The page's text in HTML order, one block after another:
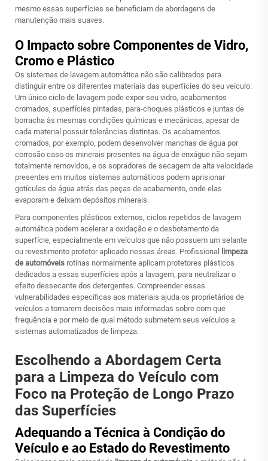
mesmo essas superfícies se beneficiam de abordagens de
manutenção mais suaves.
O Impacto sobre Componentes de Vidro,
Cromo e Plástico
Os sistemas de lavagem automática não são calibrados para
distinguir entre os diferentes materiais das superfícies do seu veículo.
Um único ciclo de lavagem pode expor seu vidro, acabamentos
cromados, superfícies pintadas, para-choques plásticos e juntas de
borracha às mesmas condições químicas e mecânicas, apesar de
cada material possuir tolerâncias distintas. Os acabamentos
cromados, por exemplo, podem desenvolver manchas de água por
corrosão caso os minerais presentes na água de enxágue não sejam
totalmente removidos, e os sopradores de secagem de alta velocidade
presentes em muitos sistemas automáticos podem aprisionar
gotículas de água atrás das peças de acabamento, onde elas
evaporam e deixam depósitos minerais.
Para componentes plásticos externos, ciclos repetidos de lavagem
automática podem acelerar a oxidação e o desbotamento da
superfície, especialmente em veículos que não possuem um selante
ou revestimento protetor aplicado nessas áreas. Profissional
limpeza
de automóveis rotinas normalmente aplicam protetores plásticos
dedicados a essas superfícies após a lavagem, para neutralizar o
efeito dessecante dos detergentes. Compreender essas
vulnerabilidades específicas aos materiais ajuda os proprietários de
veículos a tomarem decisões mais informadas sobre com que
frequência e por meio de qual método submetem seus veículos a
sistemas automatizados de limpeza.
Escolhendo a Abordagem Certa
para a Limpeza do Veículo com
Foco na Proteção de Longo Prazo
das Superfícies
Adequando a Técnica à Condição do
Veículo e ao Estado do Revestimento